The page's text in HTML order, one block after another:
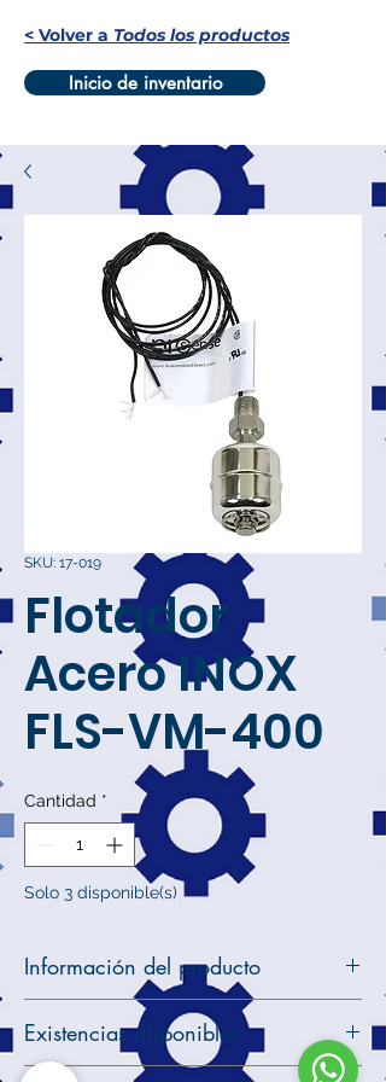
< Volver a Todos los productos
Inicio de inventario
SKU: 17-019
Flotador
Acero INOX
FLS-VM-400
Cantidad *
Solo 3 disponible(s)
Información del producto
Decsripción: Flotador Acero INOX
F
Existencias disponibles